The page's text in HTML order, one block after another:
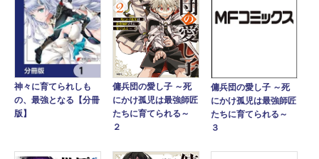
神々に育てられしも
の、最強となる【分冊
版】
傭兵団の愛し子 ～死
にかけ孤児は最強師匠
たちに育てられる～
２
傭兵団の愛し子 ～死
にかけ孤児は最強師匠
たちに育てられる～
３